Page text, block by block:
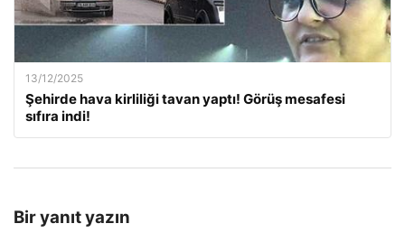
13/12/2025
Şehirde hava kirliliği tavan yaptı! Görüş mesafesi
sıfıra indi!
Bir yanıt yazın